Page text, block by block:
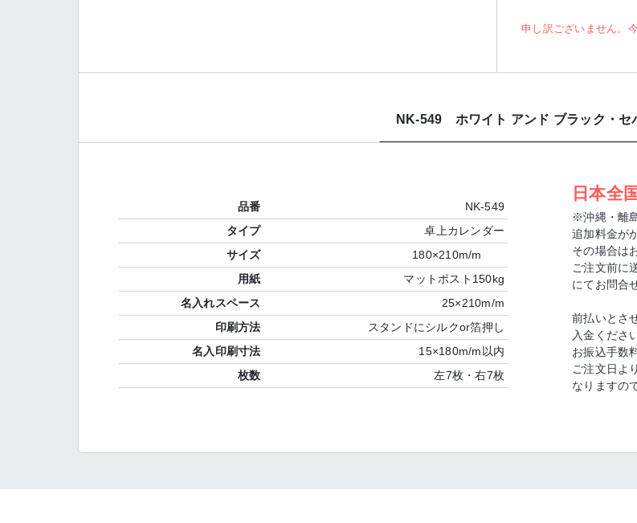
申し訳ございません。
NK-549 ホワイト アンド ブラック・セ
日本全
※沖縄・離
追加料金が
その場合は
ご注文前に
にてお問合
前払いとさ
入金くださ
お振込手数
ご注文日よ
なりますの
品番
NK-549
タイプ
卓上カレンダー
サイズ
180×210m/m
用紙
マットポスト150kg
名入れスペース
25×210m/m
印刷方法
スタンドにシルクor箔押し
名入印刷寸法
15×180m/m以内
枚数
左7枚・右7枚